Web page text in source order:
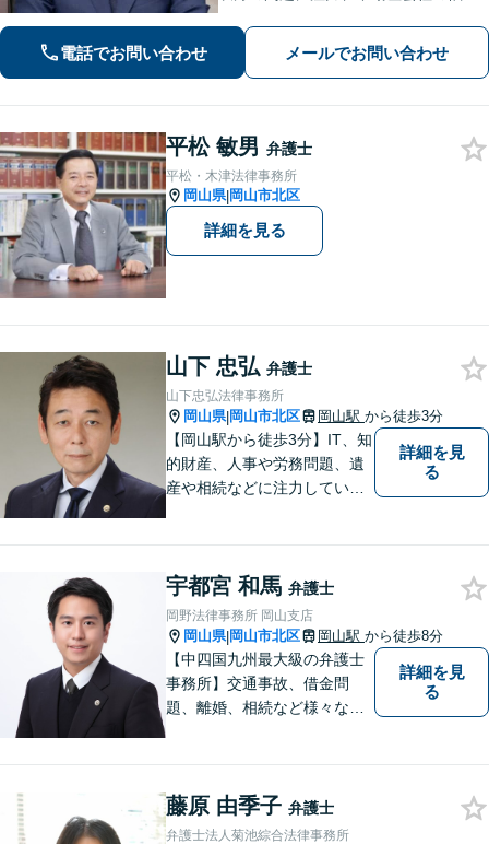
通。その他労働事件もカバー【行政事
件】学校トラブル・いじめ問題に注力
電話でお問い合わせ メールでお問い合わせ
平松 敏男 弁護士
平松・木津法律事務所
岡山県|岡山市北区
詳細を見る
山下 忠弘 弁護士
山下忠弘法律事務所
岡山県|岡山市北区 岡山駅 から徒歩3分
【岡山駅から徒歩3分】IT、知
的財産、人事や労務問題、遺
産や相続などに注力していま
相談ください。依頼者さまの
サポートができるよう努めて
まいります。
詳細を見
る
宇都宮 和馬 弁護士
岡野法律事務所 岡山支店
岡山県|岡山市北区 岡山駅 から徒歩8分
【中四国九州最大級の弁護士
事務所】交通事故、借金問
題、離婚、相続など様々な問
い！
詳細を見
る
藤原 由季子 弁護士
弁護士法人菊池綜合法律事務所